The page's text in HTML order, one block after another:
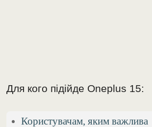
Для кого підійде Oneplus 15:
Користувачам, яким важлива